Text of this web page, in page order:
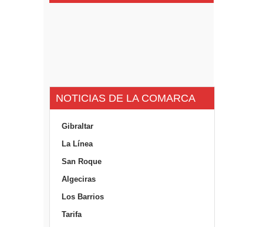
NOTICIAS DE LA COMARCA
Gibraltar
La Línea
San Roque
Algeciras
Los Barrios
Tarifa